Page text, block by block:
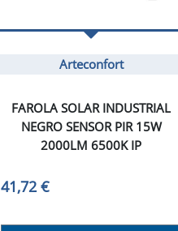
Arteconfort
FAROLA SOLAR INDUSTRIAL
NEGRO SENSOR PIR 15W
2000LM 6500K IP
41,72 €